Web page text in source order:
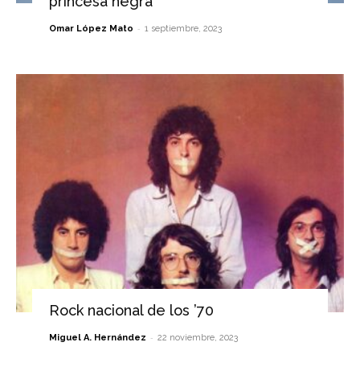
Omar López Mato - 1 septiembre, 2023
Rock nacional de los ’70
Miguel A. Hernández - 22 noviembre, 2023